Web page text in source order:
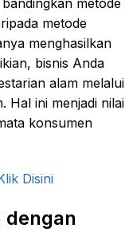
metode
metode
menghasilkan
bisnis Anda
alam melalui
Hal ini menjadi nilai
konsumen
Disini
dengan